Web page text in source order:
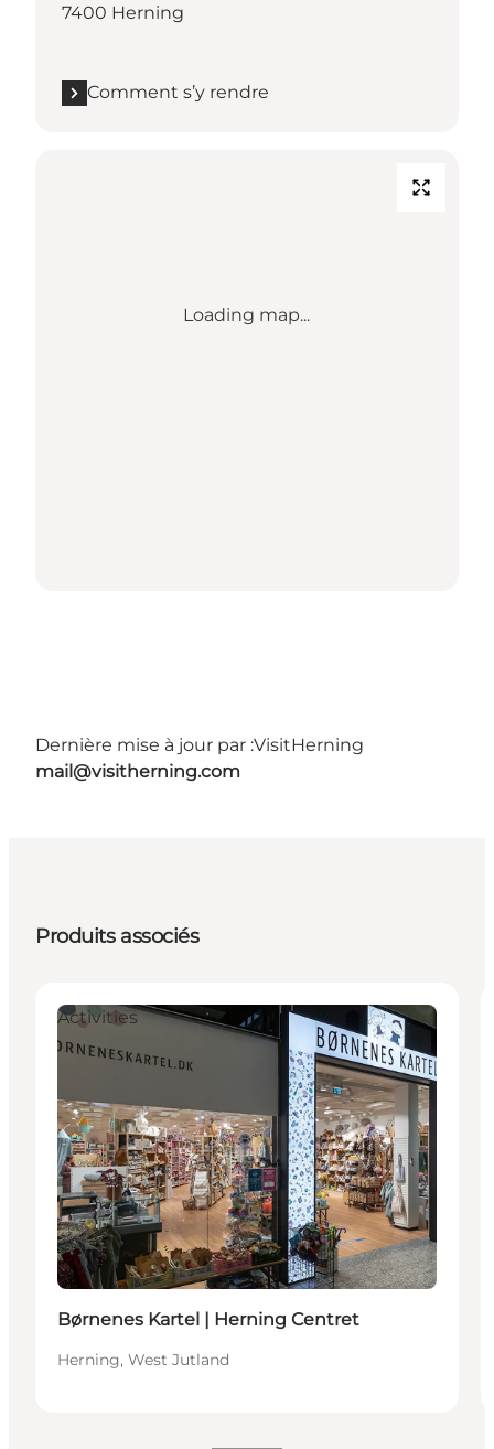
7400 Herning
Comment s’y rendre
Loading map...
Dernière mise à jour par :VisitHerning
mail@visitherning.com
Produits associés
Activities
Børnenes Kartel | Herning Centret
Herning, West Jutland